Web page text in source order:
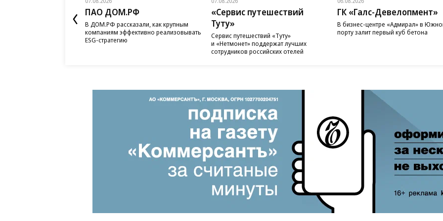
ПАО ДОМ.РФ
В ДОМ.РФ рассказали, как крупным
компаниям эффективно реализовывать
ESG-стратегию
«Сервис путешествий
Туту»
Сервис путешествий «Туту»
и «Нетмонет» поддержат лучших
сотрудников российских отелей
ГК «Галс-Девелопмент»
В бизнес-центре «Адмирал» в
порту залит первый куб бетона